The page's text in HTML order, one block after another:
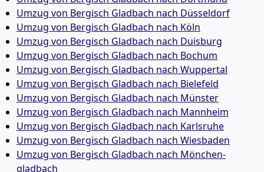
Umzug von Bergisch Gladbach nach Düsseldorf
Umzug von Bergisch Gladbach nach Köln
Umzug von Bergisch Gladbach nach Duisburg
Umzug von Bergisch Gladbach nach Bochum
Umzug von Bergisch Gladbach nach Wuppertal
Umzug von Bergisch Gladbach nach Bielefeld
Umzug von Bergisch Gladbach nach Münster
Umzug von Bergisch Gladbach nach Mannheim
Umzug von Bergisch Gladbach nach Karlsruhe
Umzug von Bergisch Gladbach nach Wiesbaden
Umzug von Bergisch Gladbach nach Mönchen­
gladbach